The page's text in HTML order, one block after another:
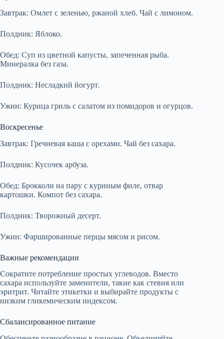
Завтрак: Омлет с зеленью, ржаной хлеб. Чай с лимоном.
Полдник: Яблоко.
Обед: Суп из цветной капусты, запеченная рыба.
Минералка без газа.
Полдник: Несладкий йогурт.
Ужин: Курица гриль с салатом из помидоров и огурцов.
Воскресенье
Завтрак: Гречневая каша с орехами. Чай без сахара.
Полдник: Кусочек арбуза.
Обед: Брокколи на пару с куриным филе, отвар
картошки. Компот без сахара.
Полдник: Творожный десерт.
Ужин: Фаршированные перцы мясом и рисом.
Важные рекомендации
Сократите потребление простых углеводов. Вместо
сахара используйте заменители, такие как стевия или
эритрит. Читайте этикетки и выбирайте продукты с
низким гликемическим индексом.
Сбалансированное питание